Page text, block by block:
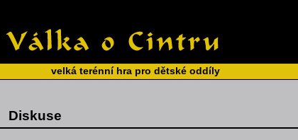
velká terénní hra pro dětské oddíly
Diskuse